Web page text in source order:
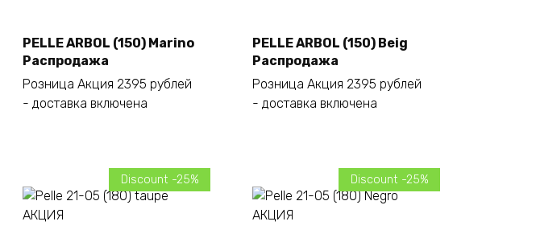
Añadir al carrito
PELLE ARBOL (150) Marino
Распродажа
Розница Акция 2395 рублей
- доставка включена
Añadir al carrito
PELLE ARBOL (150) Beig
Распродажа
Розница Акция 2395 рублей
- доставка включена
Discount -25% Discount -25%